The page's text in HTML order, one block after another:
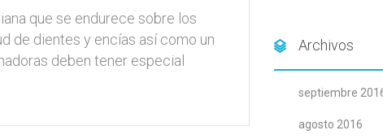
que se endurece sobre los
de dientes y encías así como un
deben tener especial
Archivos
septiembre
agosto 2016